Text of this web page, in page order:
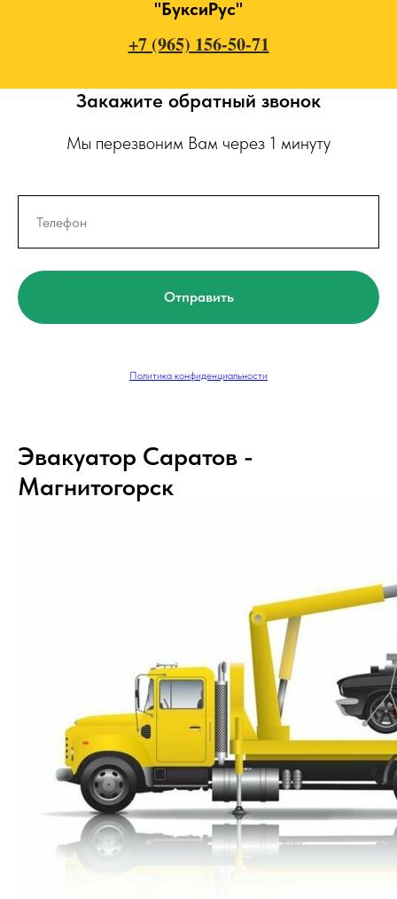
"БуксиРус"
+7 (965) 156-50-71
Закажите обратный звонок
Мы перезвоним Вам через 1 минуту
Отправить
Политика конфиденциальности
Эвакуатор Саратов -
Магнитогорск